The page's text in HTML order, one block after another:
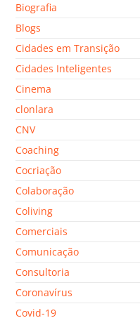
Biografia
Blogs
Cidades em Transição
Cidades Inteligentes
Cinema
clonlara
CNV
Coaching
Cocriação
Colaboração
Coliving
Comerciais
Comunicação
Consultoria
Coronavírus
Covid-19